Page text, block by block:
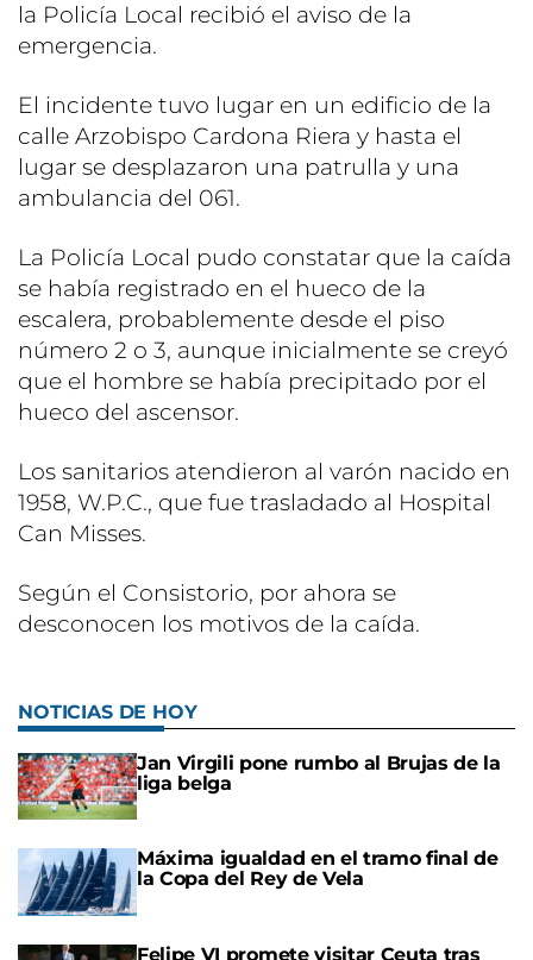
la Policía Local recibió el aviso de la
emergencia.
El incidente tuvo lugar en un edificio de la
calle Arzobispo Cardona Riera y hasta el
lugar se desplazaron una patrulla y una
ambulancia del 061.
La Policía Local pudo constatar que la caída
se había registrado en el hueco de la
escalera, probablemente desde el piso
número 2 o 3, aunque inicialmente se creyó
que el hombre se había precipitado por el
hueco del ascensor.
Los sanitarios atendieron al varón nacido en
1958, W.P.C., que fue trasladado al Hospital
Can Misses.
Según el Consistorio, por ahora se
desconocen los motivos de la caída.
NOTICIAS DE HOY
Jan Virgili pone rumbo al Brujas de la
liga belga
Máxima igualdad en el tramo final de
la Copa del Rey de Vela
Felipe VI promete visitar Ceuta tras